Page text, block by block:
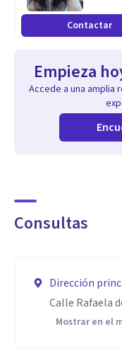
dificultades
que él solo pueda ir
Contactar
Empieza
Accede a una amplia
Consultas
Dirección
Calle Rafaela
Mostrar en el